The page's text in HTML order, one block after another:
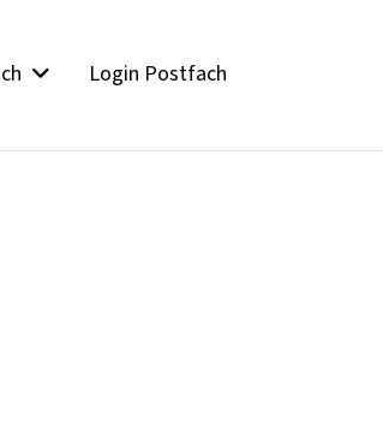
Login Postfach